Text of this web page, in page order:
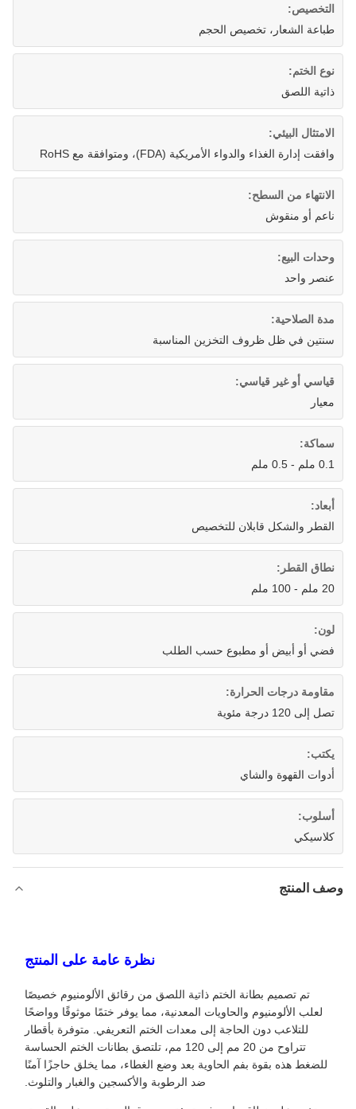
التخصيص:
طباعة الشعار، تخصيص الحجم
نوع الختم:
ذاتية اللصق
الامتثال البيئي:
وافقت إدارة الغذاء والدواء الأمريكية (FDA)، ومتوافقة مع RoHS
الانتهاء من السطح:
ناعم أو منقوش
وحدات البيع:
عنصر واحد
مدة الصلاحية:
سنتين في ظل ظروف التخزين المناسبة
قياسي أو غير قياسي:
معيار
سماكة:
0.1 ملم - 0.5 ملم
أبعاد:
القطر والشكل قابلان للتخصيص
نطاق القطر:
20 ملم - 100 ملم
لون:
فضي أو أبيض أو مطبوع حسب الطلب
مقاومة درجات الحرارة:
تصل إلى 120 درجة مئوية
يكتب:
أدوات القهوة والشاي
أسلوب:
كلاسيكي
وصف المنتج
نظرة عامة على المنتج
تم تصميم بطانة الختم ذاتية اللصق من رقائق الألومنيوم خصيصًا
لعلب الألومنيوم والحاويات المعدنية، مما يوفر ختمًا موثوقًا وواضحًا
للتلاعب دون الحاجة إلى معدات الختم التعريفي. متوفرة بأقطار
تتراوح من 20 مم إلى 120 مم، تلتصق بطانات الختم الحساسة
للضغط هذه بقوة بفم الحاوية بعد وضع الغطاء، مما يخلق حاجزًا آمنًا
ضد الرطوبة والأكسجين والغبار والتلوث.